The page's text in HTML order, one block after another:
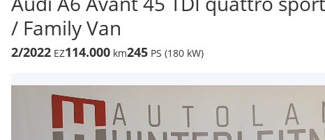
/ Family Van
2/2022 EZ114.000 km245 PS (180 kW)